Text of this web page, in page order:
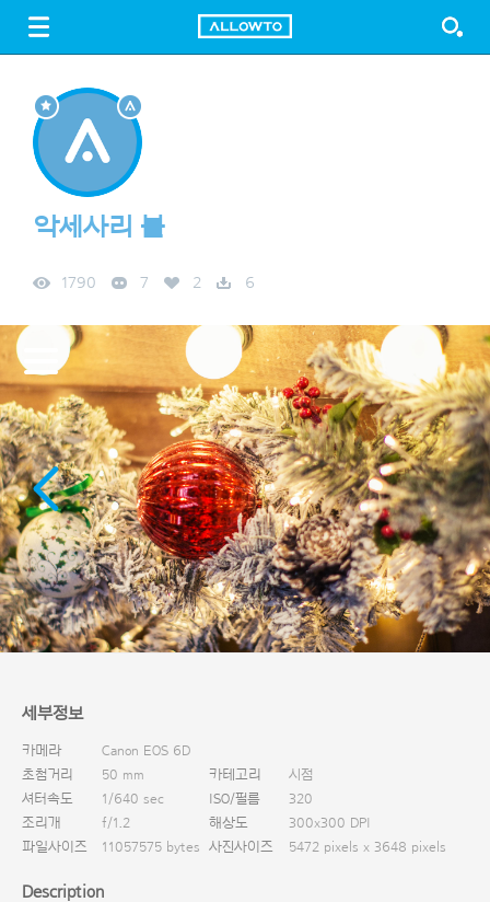
FREE DOWNLOAD
악세사리 볼
1790 7 2 6
세부정보
카메라
Canon EOS 6D
초첨거리
50 mm 카테고리
시점
셔터속도
1/640 sec ISO/필름
320
조리개
f/1.2 해상도
300x300 DPI
파일사이즈
11057575 bytes 사진사이즈 5472 pixels x 3648 pixels
Description